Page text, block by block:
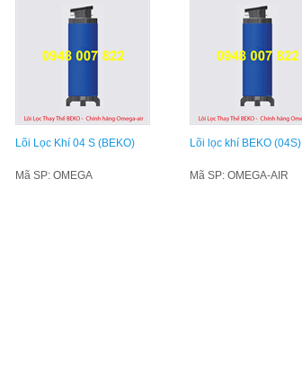
Lõi Lọc Khí 04 S (BEKO)
Mã SP: OMEGA
Lõi lọc khí BEKO (04S)
Mã SP: OMEGA-AIR